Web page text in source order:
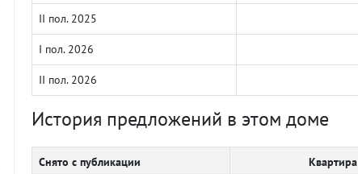
II пол. 2025
I пол. 2026
II пол. 2026
История предложений в этом доме
Снято с публикации Квартира